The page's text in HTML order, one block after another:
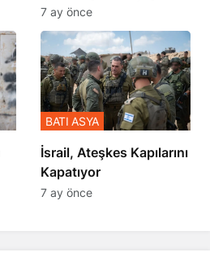
7 ay önce
İsrail, Ateşkes Kapılarını
Kapatıyor
BATI ASYA
7 ay önce